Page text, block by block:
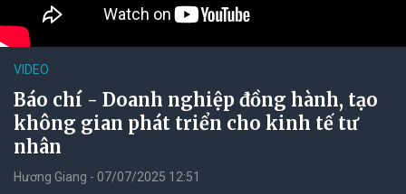
VIDEO
Báo chí - Doanh nghiệp đồng hành, tạo
không gian phát triển cho kinh tế tư
nhân
Hương Giang - 07/07/2025 12:51